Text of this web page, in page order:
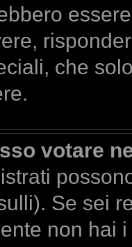
che
votare
Se sei
non hai